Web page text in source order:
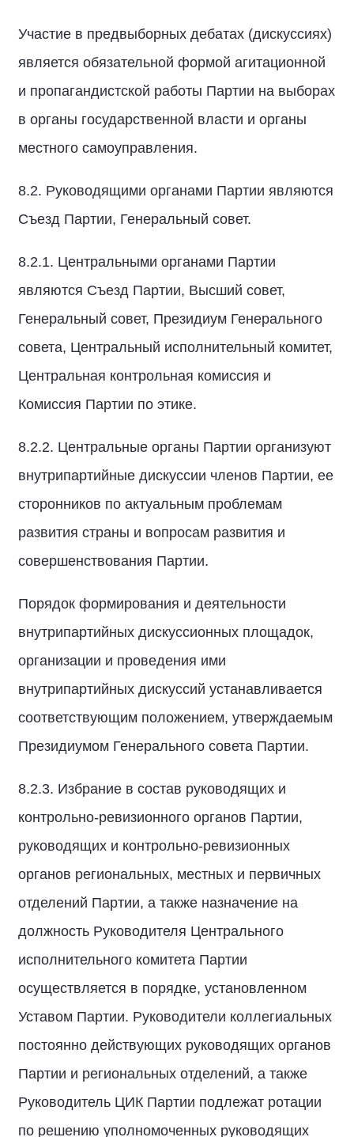
Участие в предвыборных дебатах (дискуссиях)
является обязательной формой агитационной
и пропагандистской работы Партии на выборах
в органы государственной власти и органы
местного самоуправления.
8.2. Руководящими органами Партии являются
Съезд Партии, Генеральный совет.
8.2.1. Центральными органами Партии
являются Съезд Партии, Высший совет,
Генеральный совет, Президиум Генерального
совета, Центральный исполнительный комитет,
Центральная контрольная комиссия и
Комиссия Партии по этике.
8.2.2. Центральные органы Партии организуют
внутрипартийные дискуссии членов Партии, ее
сторонников по актуальным проблемам
развития страны и вопросам развития и
совершенствования Партии.
Порядок формирования и деятельности
внутрипартийных дискуссионных площадок,
организации и проведения ими
внутрипартийных дискуссий устанавливается
соответствующим положением, утверждаемым
Президиумом Генерального совета Партии.
8.2.3. Избрание в состав руководящих и
контрольно-ревизионного органов Партии,
руководящих и контрольно-ревизионных
органов региональных, местных и первичных
отделений Партии, а также назначение на
должность Руководителя Центрального
исполнительного комитета Партии
осуществляется в порядке, установленном
Уставом Партии. Руководители коллегиальных
постоянно действующих руководящих органов
Партии и региональных отделений, а также
Руководитель ЦИК Партии подлежат ротации
по решению уполномоченных руководящих